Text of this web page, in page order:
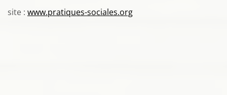
site : www.pratiques-sociales.org